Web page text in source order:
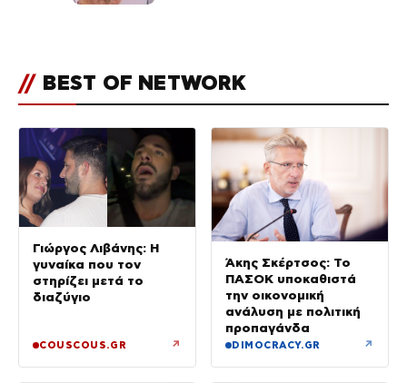
// BEST OF NETWORK
Γιώργος Λιβάνης: Η
γυναίκα που τον
στηρίζει μετά το
διαζύγιο
COUSCOUS.GR ↗
Άκης Σκέρτσος: Το
ΠΑΣΟΚ υποκαθιστά
την οικονομική
ανάλυση με πολιτική
προπαγάνδα
DIMOCRACY.GR ↗